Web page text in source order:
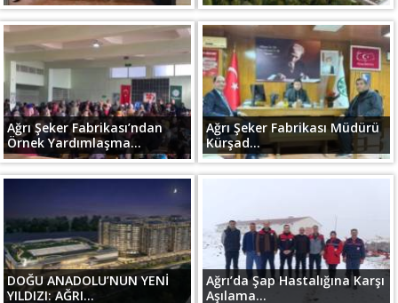
Ağrı Şeker Fabrikası’ndan
Örnek Yardımlaşma...
Ağrı Şeker Fabrikası Müdürü
Kürşad...
DOĞU ANADOLU’NUN YENİ
YILDIZI: AĞRI...
Ağrı’da Şap Hastalığına Karşı
Aşılama...